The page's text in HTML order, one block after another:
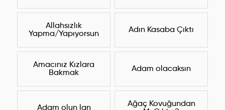
Allahsızlık
Yapma/Yapıyorsun
Adın Kasaba Çıktı
Amacınız Kızlara
Bakmak
Adam olacaksın
Adam olun lan
Ağaç Kovuğundan